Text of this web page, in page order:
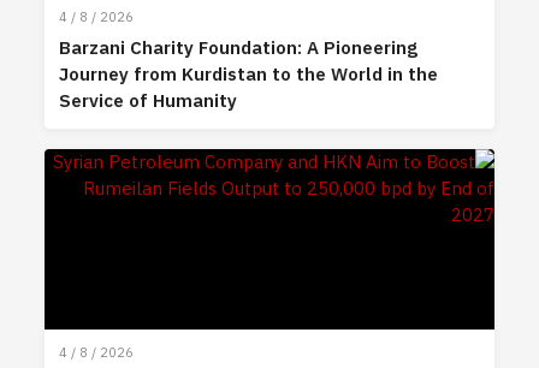
4 / 8 / 2026
Barzani Charity Foundation: A Pioneering
Journey from Kurdistan to the World in the
Service of Humanity
4 / 8 / 2026